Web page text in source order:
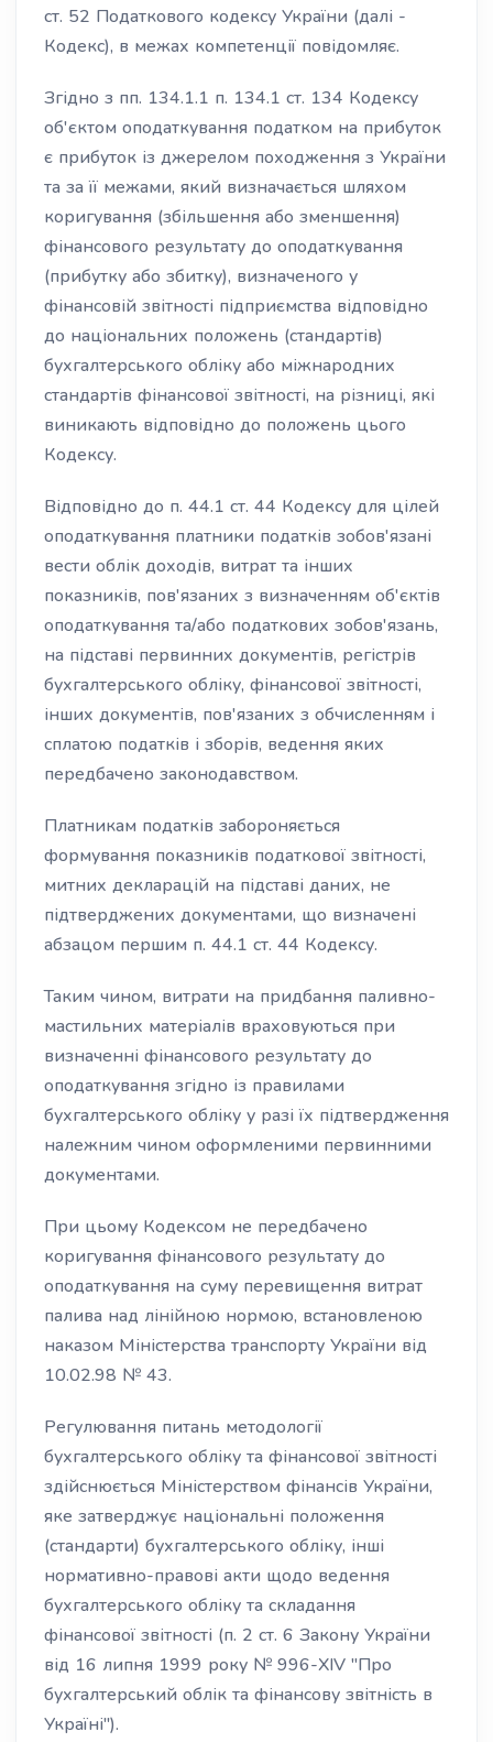
ст. 52 Податкового кодексу України (далі -
Кодекс), в межах компетенції повідомляє.
Згідно з пп. 134.1.1 п. 134.1 ст. 134 Кодексу
об'єктом оподаткування податком на прибуток
є прибуток із джерелом походження з України
та за її межами, який визначається шляхом
коригування (збільшення або зменшення)
фінансового результату до оподаткування
(прибутку або збитку), визначеного у
фінансовій звітності підприємства відповідно
до національних положень (стандартів)
бухгалтерського обліку або міжнародних
стандартів фінансової звітності, на різниці, які
виникають відповідно до положень цього
Кодексу.
Відповідно до п. 44.1 ст. 44 Кодексу для цілей
оподаткування платники податків зобов'язані
вести облік доходів, витрат та інших
показників, пов'язаних з визначенням об'єктів
оподаткування та/або податкових зобов'язань,
на підставі первинних документів, регістрів
бухгалтерського обліку, фінансової звітності,
інших документів, пов'язаних з обчисленням і
сплатою податків і зборів, ведення яких
передбачено законодавством.
Платникам податків забороняється
формування показників податкової звітності,
митних декларацій на підставі даних, не
підтверджених документами, що визначені
абзацом першим п. 44.1 ст. 44 Кодексу.
Таким чином, витрати на придбання паливно-
мастильних матеріалів враховуються при
визначенні фінансового результату до
оподаткування згідно із правилами
бухгалтерського обліку у разі їх підтвердження
належним чином оформленими первинними
документами.
При цьому Кодексом не передбачено
коригування фінансового результату до
оподаткування на суму перевищення витрат
палива над лінійною нормою, встановленою
наказом Міністерства транспорту України від
10.02.98 № 43.
Регулювання питань методології
бухгалтерського обліку та фінансової звітності
здійснюється Міністерством фінансів України,
яке затверджує національні положення
(стандарти) бухгалтерського обліку, інші
нормативно-правові акти щодо ведення
бухгалтерського обліку та складання
фінансової звітності (п. 2 ст. 6 Закону України
від 16 липня 1999 року № 996-XIV "Про
бухгалтерський облік та фінансову звітність в
Україні").